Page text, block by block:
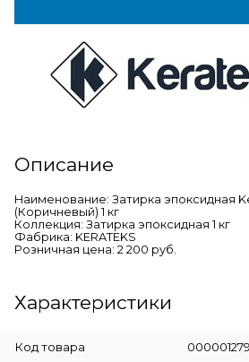
Описание
Наименование: Затирка эпоксидная
(Коричневый) 1 кг
Коллекция: Затирка эпоксидная 1 кг
Фабрика: KERATEKS
Розничная цена: 2 200 руб.
Характеристики
Код товара